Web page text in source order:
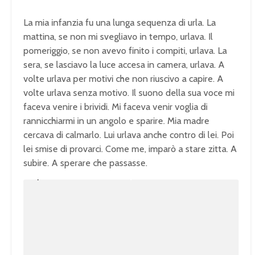
La mia infanzia fu una lunga sequenza di urla. La
mattina, se non mi svegliavo in tempo, urlava. Il
pomeriggio, se non avevo finito i compiti, urlava. La
sera, se lasciavo la luce accesa in camera, urlava. A
volte urlava per motivi che non riuscivo a capire. A
volte urlava senza motivo. Il suono della sua voce mi
faceva venire i brividi. Mi faceva venir voglia di
rannicchiarmi in un angolo e sparire. Mia madre
cercava di calmarlo. Lui urlava anche contro di lei. Poi
lei smise di provarci. Come me, imparò a stare zitta. A
subire. A sperare che passasse.
U